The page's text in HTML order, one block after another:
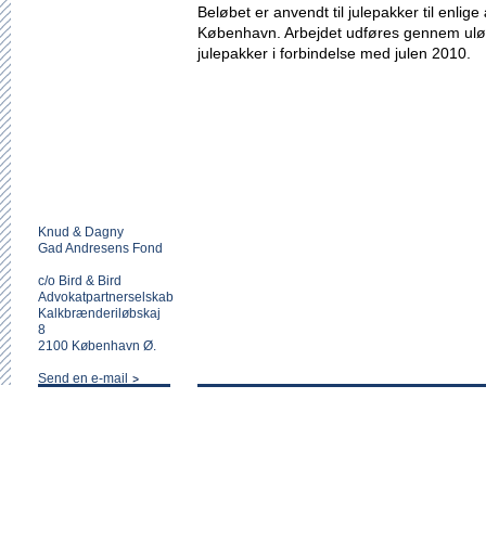
Beløbet er anvendt til julepakker til
København. Arbejdet udføres gennem
julepakker i forbindelse med julen 2010.
Knud & Dagny
Gad Andresens Fond
c/o Bird & Bird
Advokatpartnerselskab
Kalkbrænderiløbskaj
8
2100 København Ø.
Send en e-mail